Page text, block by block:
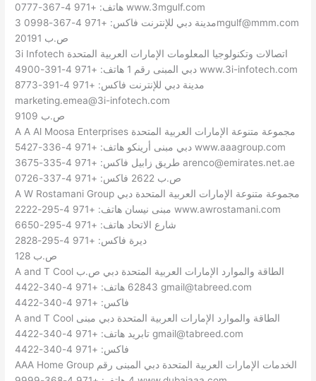
هاتف: +971 4-367-0777 www.3mgulf.com
مدينة دبي للإنترنت فاكس: +971 4-367-09983mgulf@mmm.com
ص.ب 20191
3i Infotech اتصالات وتكنولوجيا المعلومات الإمارات العربية المتحدة
دبي المبنى رقم 1 هاتف: +971 4-391-4900 www.3i-infotech.com
مدينة دبي للإنترنت فاكس: +971 4-391-8773
marketing.emea@3i-infotech.com
ص.ب 9109
A A Al Moosa Enterprises مجموعة متنوعة الإمارات العربية المتحدة
دبي مبنى أرينكو هاتف: +971 4-336-5427 www.aaagroup.com
طريق زابيل فاكس: +971 4-335-3675arenco@emirates.net.ae
ص.ب 2622 فاكس: +971 4-337-0726
A W Rostamani Group مجموعة متنوعة الإمارات العربية المتحدة دبي
مبنى نيسان هاتف: +971 4-295-2222 www.awrostamani.com
شارع الاتحاد هاتف: +971 4-295-6650
ديرة فاكس: +971 4-295-2828
ص.ب 128
A and T Cool الطاقة والموارد الإمارات العربية المتحدة دبي ص.ب
62843 هاتف: +971 4-340-4422gmail@tabreed.com
فاكس: +971 4-340-4422
A and T Cool الطاقة والموارد الإمارات العربية المتحدة دبي مبنى
تابريد هاتف: +971 4-340-4422gmail@tabreed.com
فاكس: +971 4-340-4422
AAA Home Group الخدمات الإمارات العربية المتحدة دبي المبنى رقم